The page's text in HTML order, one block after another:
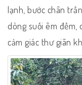
lạnh, bước chân
dòng suối êm đềm,
cảm giác thư giãn